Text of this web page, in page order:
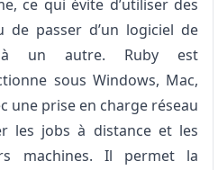
ce qui évite d’utiliser des
de passer d’un logiciel de
à un autre. Ruby est
sous Windows, Mac,
une prise en charge réseau
les jobs à distance et les
machines. Il permet la